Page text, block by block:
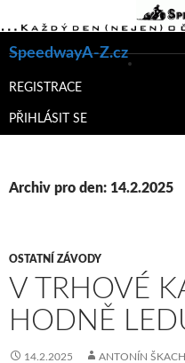
SpeedwayA-Z.cz
K
WEBU
REGISTRACE
PŘIHLÁSIT SE
Archiv pro den: 14.2.2025
OSTATNÍ ZÁVODY
V TRHOVÉ
HODNĚ
14.2.2025 ANTONÍN ŠKACH